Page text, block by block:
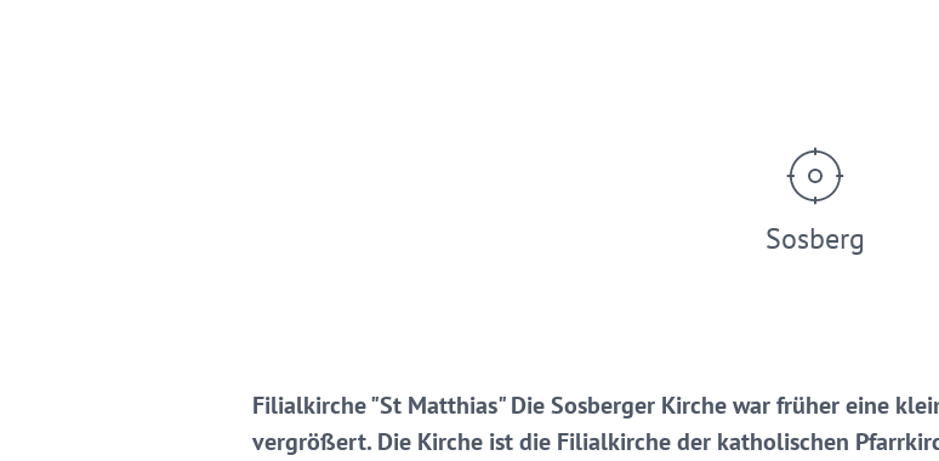
Sosberg
Filialkirche "St Matthias" Die Sosberger Kirche war früher eine
vergrößert. Die Kirche ist die Filialkirche der katholischen